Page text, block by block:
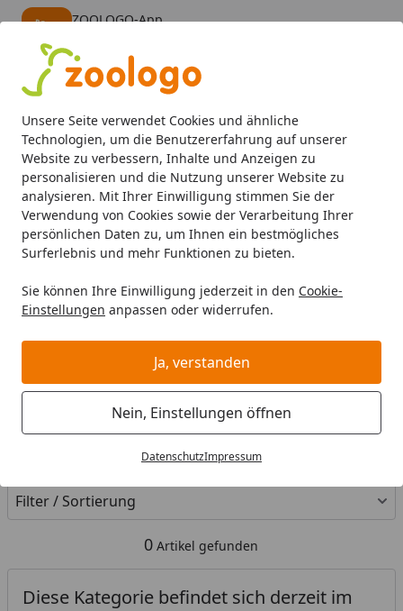
Unsere Seite verwendet Cookies und ähnliche
Technologien, um die Benutzererfahrung auf unserer
Website zu verbessern, Inhalte und Anzeigen zu
personalisieren und die Nutzung unserer Website zu
analysieren. Mit Ihrer Einwilligung stimmen Sie der
Verwendung von Cookies sowie der Verarbeitung Ihrer
persönlichen Daten zu, um Ihnen ein bestmögliches
Surferlebnis und mehr Funktionen zu bieten.
Sie können Ihre Einwilligung jederzeit in den Cookie-
Einstellungen anpassen oder widerrufen.
Ja, verstanden
Nein, Einstellungen öffnen
DatenschutzImpressum
ZOOLOGO-App
Alle Produkte
Mein Konto
Suchen
Startseite
Red Sea Wasseraufbereitung Wassertests
Red Sea Wassertests
Meerwasseraquaristik
und finden Sie passende Produkte ausgewählter Marken
für Ihr Haustier. Unser Sortiment umfasst Tierbedarf,
Futter und Zubehör für unterschiedliche Bedürfnisse.
Ihre Artikelübersicht
Filter / Sortierung
0 Artikel gefunden
Diese Kategorie befindet sich derzeit im